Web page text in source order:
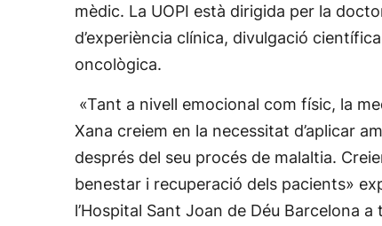
mèdic. La UOPI està dirigida per la
d’experiència clínica, divulgació
oncològica.
«Tant a nivell emocional com físic, la
Xana creiem en la necessitat d’aplicar
després del seu procés de malaltia.
benestar i recuperació dels pacients»
l’Hospital Sant Joan de Déu Barcelona